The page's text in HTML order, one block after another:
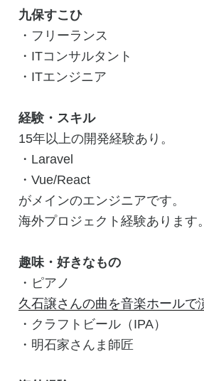
九保すこひ
・フリーランス
・ITコンサルタント
・ITエンジニア
経験・スキル
15年以上の開発経験あり。
・Laravel
・Vue/React
がメインのエンジニアです。
海外プロジェクト経験あります。
趣味・好きなもの
・ピアノ
久石譲さんの曲を音楽ホールで
・クラフトビール（IPA）
・明石家さんま師匠